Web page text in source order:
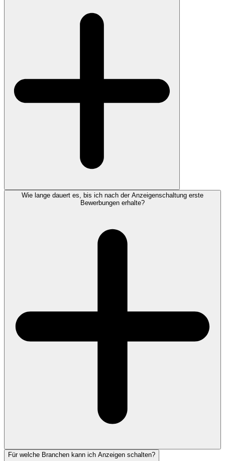
Wie lange dauert es, bis ich nach der Anzeigenschaltung erste
Bewerbungen erhalte?
Für welche Branchen kann ich Anzeigen schalten?